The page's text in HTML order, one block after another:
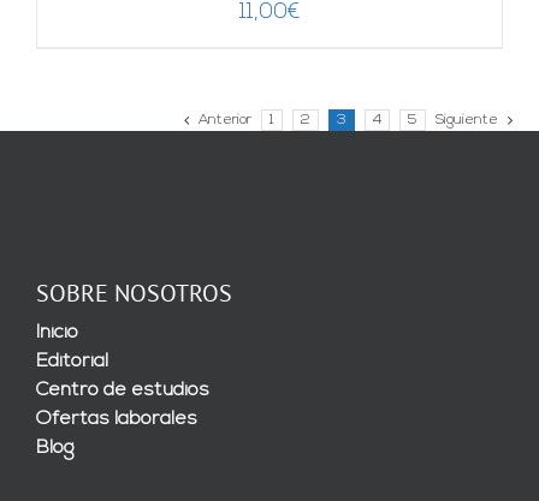
11,00€
Anterior 1 2 3 4 5 Siguiente
SOBRE NOSOTROS
Inicio
Editorial
Centro de estudios
Ofertas laborales
Blog